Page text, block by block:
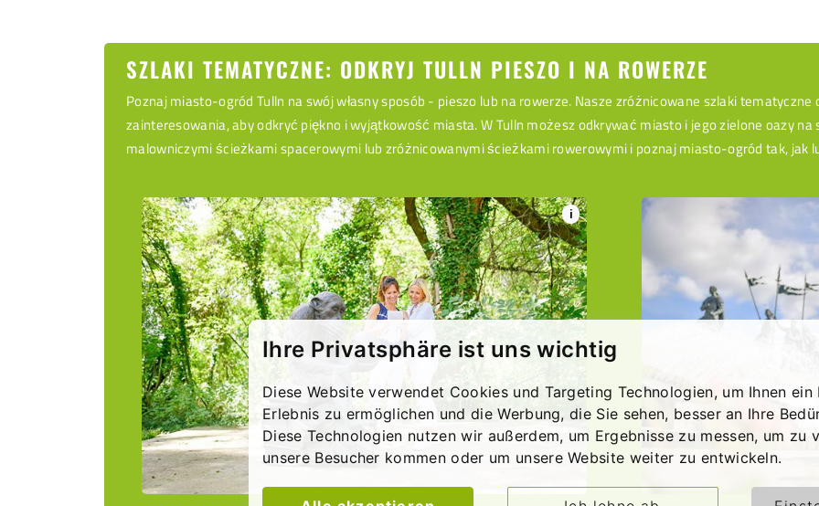
Ihre Privatsphäre ist uns wichtig
Diese Website verwendet Cookies und Targeting Technologien, um Ihnen
Erlebnis zu ermöglichen und die Werbung, die Sie sehen, besser an Ihre
Diese Technologien nutzen wir außerdem, um Ergebnisse zu messen, um zu
unsere Besucher kommen oder um unsere Website weiter zu entwickeln.
SZLAKI TEMATYCZNE: ODKRYJ TULLN PIESZO I NA ROWERZE
Poznaj miasto-ogród Tulln na swój własny sposób - pieszo lub na rowerze. Nasze zróżnicowane szlaki
zainteresowania, aby odkryć piękno i wyjątkowość miasta. W Tulln możesz odkrywać miasto i jego zielone oazy
malowniczymi ścieżkami spacerowymi lub zróżnicowanymi ścieżkami rowerowymi i poznaj miasto-ogród tak, jak
i